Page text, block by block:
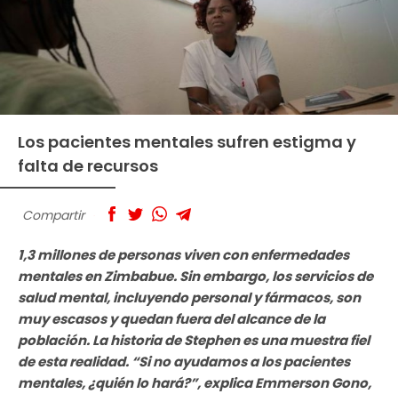
Los pacientes mentales sufren estigma y
falta de recursos
Compartir
1,3 millones de personas viven con enfermedades
mentales en Zimbabue. Sin embargo, los servicios de
salud mental, incluyendo personal y fármacos, son
muy escasos y quedan fuera del alcance de la
población. La historia de Stephen es una muestra fiel
de esta realidad. “Si no ayudamos a los pacientes
mentales, ¿quién lo hará?”, explica Emmerson Gono,